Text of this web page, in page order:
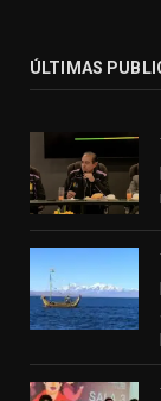
ÚLTIMAS